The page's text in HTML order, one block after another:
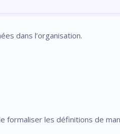
dans l’organisation.
formaliser les définitions de